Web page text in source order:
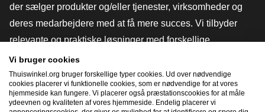
der sælger produkter og/eller tjenester, virksomheder og
deres medarbejdere med at få mere succes. Vi tilbyder
relevante og praktiske løsninger med forskellige
tillidsmærker, Thuiswinkel-anmeldelser, juridiske værktøjer
og rådgivning, fortalervirksomhed, markedsundersøgelser
og har vores egen uddannelsesplatform, Thuiswinkel e-
Academy.
Vi bruger cookies
Thuiswinkel.org bruger forskellige typer cookies. Ud over nødvendige
cookies placerer vi funktionelle cookies, som er nødvendige for at vores
hjemmeside kan fungere. Vi placerer også præstationscookies for at måle
ydeevnen og kvaliteten af ​​vores hjemmeside. Endelig placerer vi